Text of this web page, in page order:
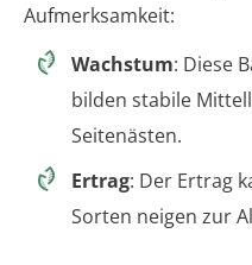
Aufmerksamkeit:
Wachstum: Diese
bilden stabile
Seitenästen.
Ertrag: Der Ertrag
Sorten neigen zur